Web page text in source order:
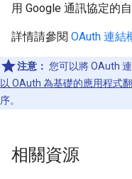
用 Google 通訊協定的
詳情請參閱 OAuth 連結
注意： 您可以將 OAuth
以 OAuth 為基礎的應用程式
序。
相關資源